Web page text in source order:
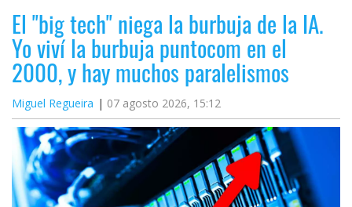
El "big tech" niega la burbuja de la IA.
Yo viví la burbuja puntocom en el
2000, y hay muchos paralelismos
Miguel Regueira 07 agosto 2026, 15:12